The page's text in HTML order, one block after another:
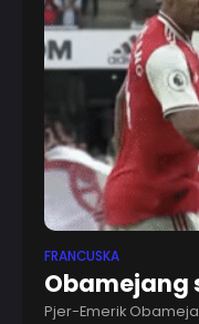
FRANCUSKA
Obamejang
Pjer-Emerik